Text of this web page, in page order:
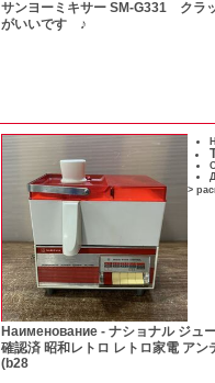
サンヨーミキサー SM-G331 クラ
がいいです ♪
>
Наименование - ナショナル ジュ
確認済 昭和レトロ レトロ家電 ア
(b28